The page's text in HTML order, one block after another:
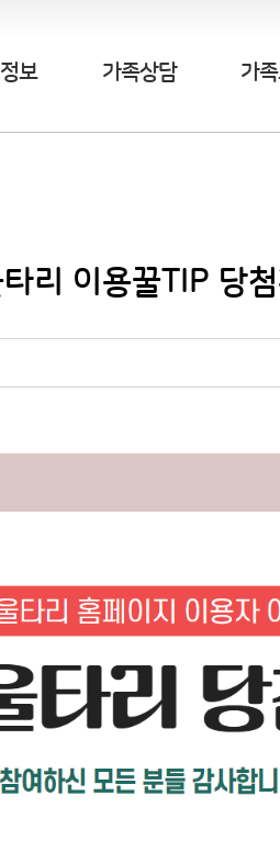
보 가족상담 가
리 이용꿀TIP 당